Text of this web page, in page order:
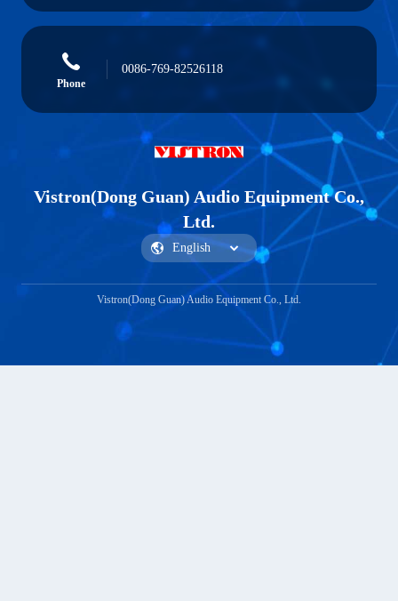
Phone
0086-769-82526118
Vistron(Dong Guan) Audio Equipment Co.,
Ltd.
Vistron(Dong Guan) Audio Equipment Co., Ltd.